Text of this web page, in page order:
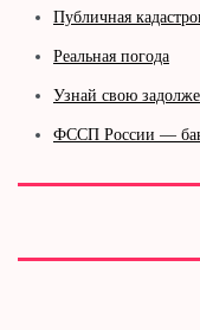
Публичная
Реальная погода
Узнай свою
ФССП России —